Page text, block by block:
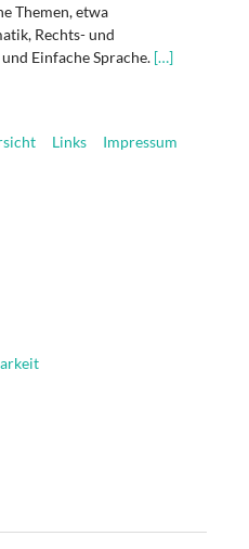
Themen, etwa
Rechts- und
Einfache Sprache. […]
Links
Impressum